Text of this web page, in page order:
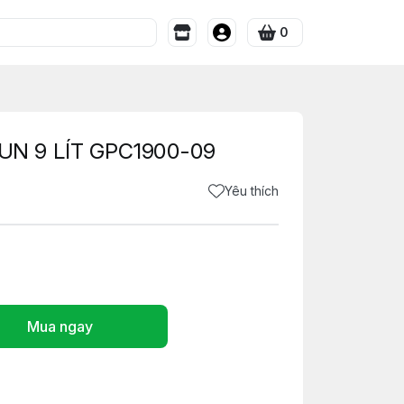
0
9 LÍT GPC1900-09
Yêu thích
Mua ngay